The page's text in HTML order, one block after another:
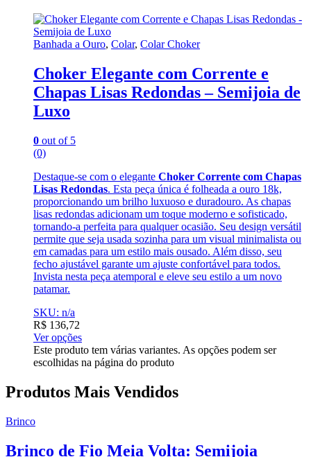
Banhada a Ouro, Colar, Colar Choker
Choker Elegante com Corrente e
Chapas Lisas Redondas – Semijoia de
Luxo
0 out of 5
(0)
Destaque-se com o elegante Choker Corrente com Chapas
Lisas Redondas. Esta peça única é folheada a ouro 18k,
proporcionando um brilho luxuoso e duradouro. As chapas
lisas redondas adicionam um toque moderno e sofisticado,
tornando-a perfeita para qualquer ocasião. Seu design versátil
permite que seja usada sozinha para um visual minimalista ou
em camadas para um estilo mais ousado. Além disso, seu
fecho ajustável garante um ajuste confortável para todos.
Invista nesta peça atemporal e eleve seu estilo a um novo
patamar.
SKU: n/a
R$ 136,72
Ver opções
Este produto tem várias variantes. As opções podem ser
escolhidas na página do produto
Produtos Mais Vendidos
Brinco
Brinco de Fio Meia Volta: Semijoia